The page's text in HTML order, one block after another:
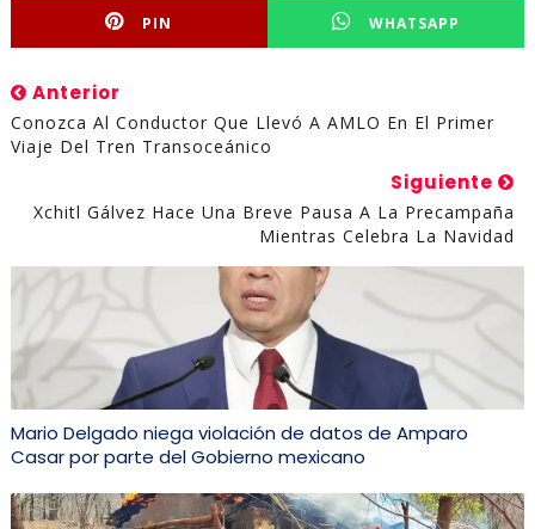
PIN WHATSAPP
Anterior
Conozca Al Conductor Que Llevó A AMLO En El Primer
Viaje Del Tren Transoceánico
Siguiente
Xchitl Gálvez Hace Una Breve Pausa A La Precampaña
Mientras Celebra La Navidad
Mario Delgado niega violación de datos de Amparo
Casar por parte del Gobierno mexicano